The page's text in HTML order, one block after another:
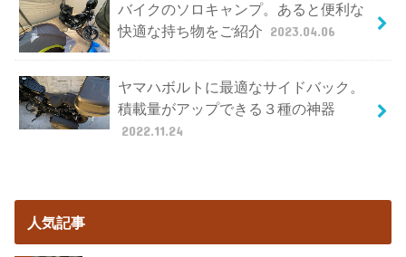
バイクのソロキャンプ。あると便利な
快適な持ち物をご紹介 2023.04.06
ヤマハボルトに最適なサイドバック。
積載量がアップできる３種の神器
2022.11.24
人気記事